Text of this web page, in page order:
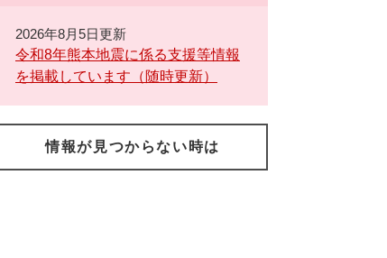
2026年8月5日更新
令和8年熊本地震に係る支援等情報
を掲載しています（随時更新）
情報が見つからない時は